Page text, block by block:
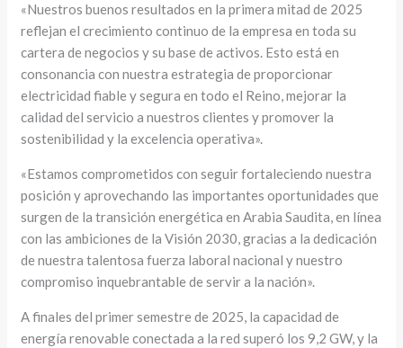
«Nuestros buenos resultados en la primera mitad de 2025
reflejan el crecimiento continuo de la empresa en toda su
cartera de negocios y su base de activos. Esto está en
consonancia con nuestra estrategia de proporcionar
electricidad fiable y segura en todo el Reino, mejorar la
calidad del servicio a nuestros clientes y promover la
sostenibilidad y la excelencia operativa».
«Estamos comprometidos con seguir fortaleciendo nuestra
posición y aprovechando las importantes oportunidades que
surgen de la transición energética en Arabia Saudita, en línea
con las ambiciones de la Visión 2030, gracias a la dedicación
de nuestra talentosa fuerza laboral nacional y nuestro
compromiso inquebrantable de servir a la nación».
A finales del primer semestre de 2025, la capacidad de
energía renovable conectada a la red superó los 9,2 GW, y la